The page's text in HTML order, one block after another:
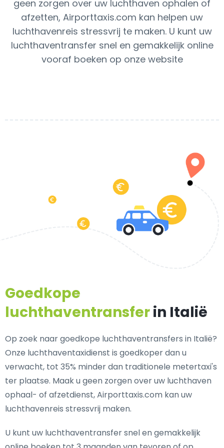
geen zorgen over uw luchthaven ophalen of
afzetten, Airporttaxis.com kan helpen uw
luchthavenreis stressvrij te maken. U kunt uw
luchthaventransfer snel en gemakkelijk online
vooraf boeken op onze website
Goedkope
luchthaventransferin Italië
Op zoek naar goedkope luchthaventransfers in Italië?
Onze luchthaventaxidienst is goedkoper dan u
verwacht, tot 35% minder dan traditionele metertaxi's
ter plaatse. Maak u geen zorgen over uw luchthaven
ophaal- of afzetdienst, Airporttaxis.com kan uw
luchthavenreis stressvrij maken.
U kunt uw luchthaventransfer snel en gemakkelijk